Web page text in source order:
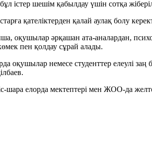
істер шешім қабылдау үшін сотқа
қателіктерден қалай аулақ болу
оқушылар әрқашан ата-аналардан,
пен қолдау сұрай алады.
оқушылар немесе студенттер елеулі
шара елорда мектептері мен ЖОО-да